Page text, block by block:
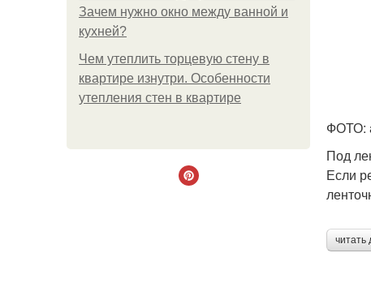
Зачем нужно окно между ванной и
кухней?
Чем утеплить торцевую стену в
квартире изнутри. Особенности
утепления стен в квартире
ФОТО:
Под
Если